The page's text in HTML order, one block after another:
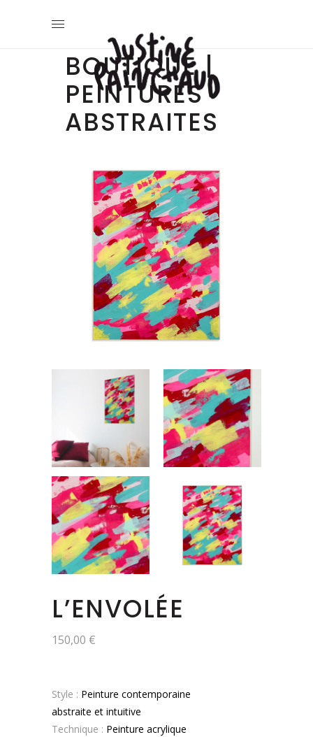
BOUTIQUE |
PEINTURES
ABSTRAITES
L’ENVOLÉE
150,00 €
Style : Peinture contemporaine
abstraite et intuitive
Technique : Peinture acrylique